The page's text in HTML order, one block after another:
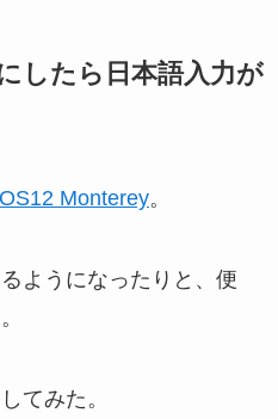
したら日本語入力が
Monterey。
ようになったりと、便
てみた。